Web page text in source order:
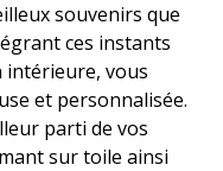
souvenirs que
ces instants
intérieure, vous
et personnalisée.
parti de vos
sur toile ainsi